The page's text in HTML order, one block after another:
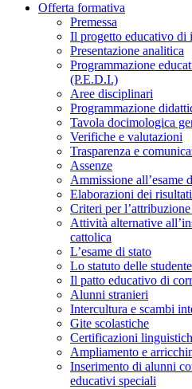
Offerta formativa
Premessa
Il progetto educativo di
Presentazione analitica
Programmazione
(P.E.D.I.)
Aree disciplinari
Programmazione
Tavola docimologica
Verifiche e valutazioni
Trasparenza e
Assenze
Ammissione all’esame
Elaborazioni dei
Criteri per
Attività alternative
cattolica
L’esame di stato
Lo statuto delle
Il patto educativo di
Alunni stranieri
Intercultura e scambi
Gite scolastiche
Certificazioni
Ampliamento e
Inserimento di alunni
educativi speciali